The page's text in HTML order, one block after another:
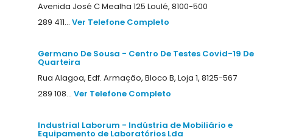
Avenida José C Mealha 125 Loulé, 8100-500
289 411... Ver Telefone Completo
Germano De Sousa - Centro De Testes Covid-19 De
Quarteira
Rua Alagoa, Edf. Armação, Bloco B, Loja 1, 8125-567
289 108... Ver Telefone Completo
Industrial Laborum - Indústria de Mobiliário e
Equipamento de Laboratórios Lda